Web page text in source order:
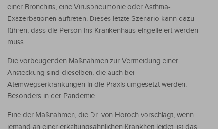
einer Bronchitis, eine Viruspneumonie oder Asthma-
Exazerbationen auftreten. Dieses letzte Szenario kann dazu
führen, dass die Person ins Krankenhaus eingeliefert werden
muss.
Die vorbeugenden Maßnahmen zur Vermeidung einer
Ansteckung sind dieselben, die auch bei
Atemwegserkrankungen in die Praxis umgesetzt werden.
Besonders in der Pandemie.
Eine der Maßnahmen, die Dr. von Horoch vorschlägt, wenn
jemand an einer erkältungsähnlichen Krankheit leidet, ist das